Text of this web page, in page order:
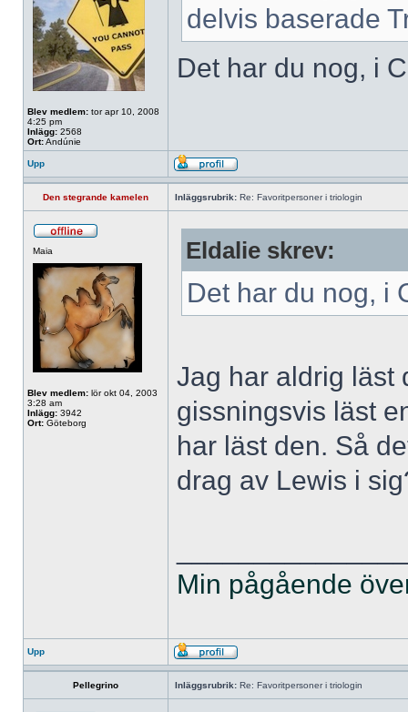
Blev medlem: tor apr 10, 2008
4:25 pm
Inlägg: 2568
Ort:Andúnie
delvis baserade
Det har du nog, i
Upp
Den stegrande kamelen Inläggsrubrik: Re: Favoritpersoner i triologin
Maia
Blev medlem: lör okt 04, 2003
3:28 am
Inlägg: 3942
Ort: Göteborg
Eldalie skrev:
Det har du nog, i
Jag har aldrig läst
gissningsvis läst
har läst den. Så
drag av Lewis i
Min pågående
Upp
Pellegrino Inläggsrubrik: Re: Favoritpersoner i triologin